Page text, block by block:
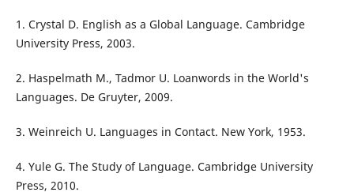
1. Crystal D. English as a Global Language. Cambridge
University Press, 2003.
2. Haspelmath M., Tadmor U. Loanwords in the World's
Languages. De Gruyter, 2009.
3. Weinreich U. Languages in Contact. New York, 1953.
4. Yule G. The Study of Language. Cambridge University
Press, 2010.